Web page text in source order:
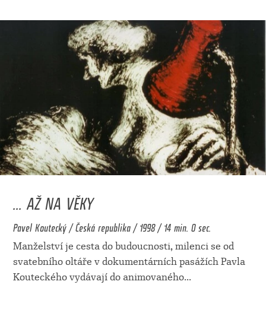
... AŽ NA VĚKY
Pavel Koutecký / Česká republika / 1998 / 14 min. 0 sec.
Manželství je cesta do budoucnosti, milenci se od
svatebního oltáře v dokumentárních pasážích Pavla
Kouteckého vydávají do animovaného...